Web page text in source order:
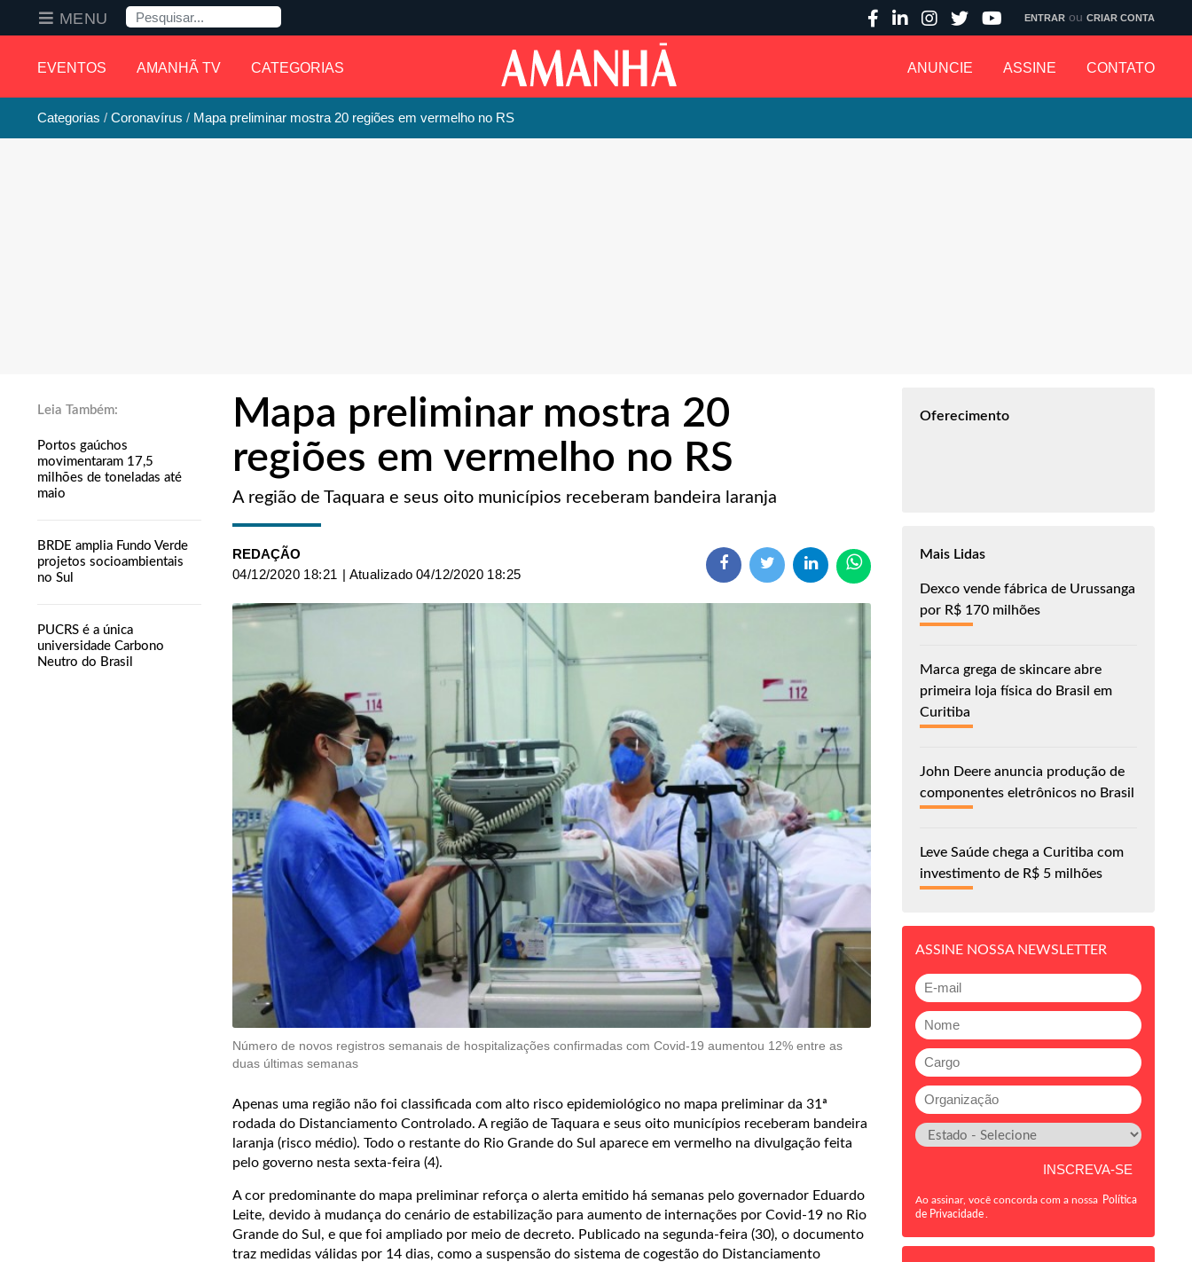
EVENTOS AMANHÃ TV CATEGORIAS ANUNCIE ASSINE CONTATO
MENU Pesquisa ENTRAR ou CRIAR CONTA
Categorias Coronavírus Mapa preliminar mostra 20 regiões em vermelho no RS
Portos gaúchos
movimentaram 17,5
milhões de toneladas até
maio
BRDE amplia Fundo Verde
projetos socioambientais
no Sul
PUCRS é a única
universidade Carbono
Neutro do Brasil
Mapa preliminar mostra 20
regiões em vermelho no RS
A região de Taquara e seus oito municípios receberam bandeira laranja
REDAÇÃO
04/12/2020 18:21 | Atualizado 04/12/2020 18:25
Número de novos registros semanais de hospitalizações confirmadas com Covid-19 aumentou 12% entre as
duas últimas semanas
Apenas uma região não foi classificada com alto risco epidemiológico no mapa preliminar da 31ª
rodada do Distanciamento Controlado. A região de Taquara e seus oito municípios receberam bandeira
laranja (risco médio). Todo o restante do Rio Grande do Sul aparece em vermelho na divulgação feita
pelo governo nesta sexta-feira (4).
A cor predominante do mapa preliminar reforça o alerta emitido há semanas pelo governador Eduardo
Leite, devido à mudança do cenário de estabilização para aumento de internações por Covid-19 no Rio
Grande do Sul, e que foi ampliado por meio de decreto. Publicado na segunda-feira (30), o documento
traz medidas válidas por 14 dias, como a suspensão do sistema de cogestão do Distanciamento
Oferecimento
Mais Lidas
Dexco vende fábrica de Urussanga
por R$ 170 milhões
Marca grega de skincare abre
primeira loja física do Brasil em
Curitiba
John Deere anuncia produção de
componentes eletrônicos no Brasil
Leve Saúde chega a Curitiba com
investimento de R$ 5 milhões
ASSINE NOSSA NEWSLETTER
Ao assinar, você concorda com a nossa Política
de Privacidade